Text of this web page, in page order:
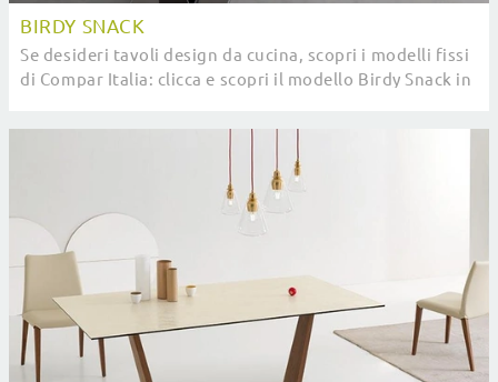
BIRDY SNACK
Se desideri tavoli design da cucina, scopri i modelli fissi
di Compar Italia: clicca e scopri il modello Birdy Snack in